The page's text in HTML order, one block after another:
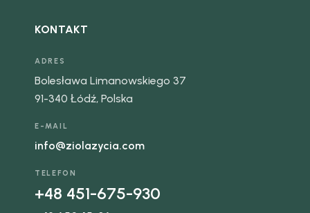
KONTAKT
ADRES
Bolesława Limanowskiego 37
91-340 Łódź, Polska
E-MAIL
info@ziolazycia.com
TELEFON
+48 451-675-930